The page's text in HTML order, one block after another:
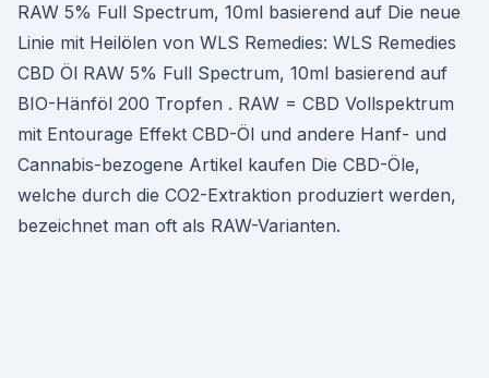
RAW 5% Full Spectrum, 10ml basierend auf Die neue
Linie mit Heilölen von WLS Remedies: WLS Remedies
CBD Öl RAW 5% Full Spectrum, 10ml basierend auf
BIO-Hänföl 200 Tropfen . RAW = CBD Vollspektrum
mit Entourage Effekt CBD-Öl und andere Hanf- und
Cannabis-bezogene Artikel kaufen Die CBD-Öle,
welche durch die CO2-Extraktion produziert werden,
bezeichnet man oft als RAW-Varianten.